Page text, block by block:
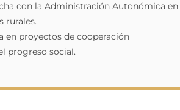
con la Administración Autonómica en
rurales.
en proyectos de cooperación
progreso social.